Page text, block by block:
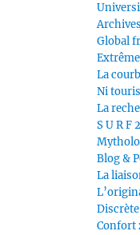
Archives
Global
Extrême
La
Ni
La
S U R F
Blog &
La
Confort